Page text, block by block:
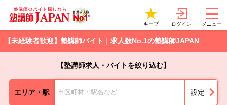
キープ ログイン メニュー
【未経験者歓迎】塾講師バイト｜求人数No.1の塾講師JAPAN
【塾講師求人・バイトを絞り込む】
エリア・駅 市区町材・駅名など 設定